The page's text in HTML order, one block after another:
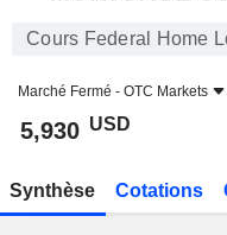
Cours Federal Home
Marché Fermé - OTC Markets
5,930 USD
Synthèse Cotations